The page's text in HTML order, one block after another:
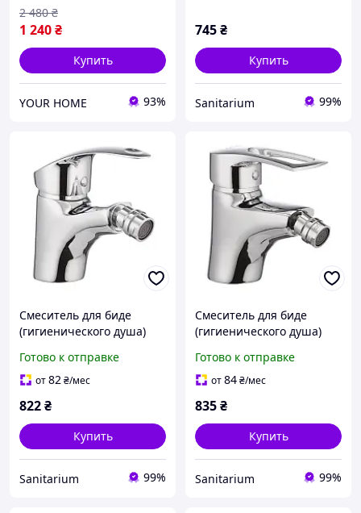
1 240₴
2 480 ₴
Купить
YOUR HOME 93%
745₴
Купить
Sanitarium 99%
Смеситель для биде
(гигиенического душа)
40 мм (CR0045)
Готово к отправке
от82₴/мес
822₴
Купить
Sanitarium 99%
Смеситель для биде
(гигиенического душа)
картридж 40 мм (CR0027)
Готово к отправке
от84₴/мес
835₴
Купить
Sanitarium 99%